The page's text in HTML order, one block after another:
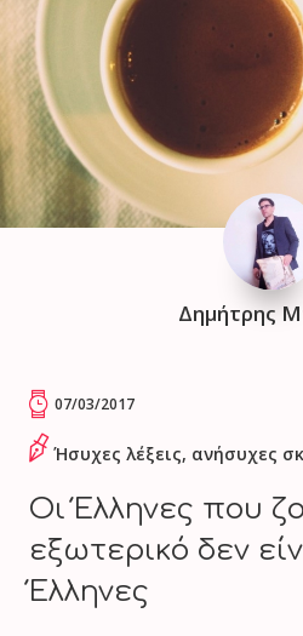
Δημήτρης
07/03/2017
Ήσυχες λέξεις, ανήσυχες
Οι Έλληνες που
εξωτερικό δεν
Έλληνες